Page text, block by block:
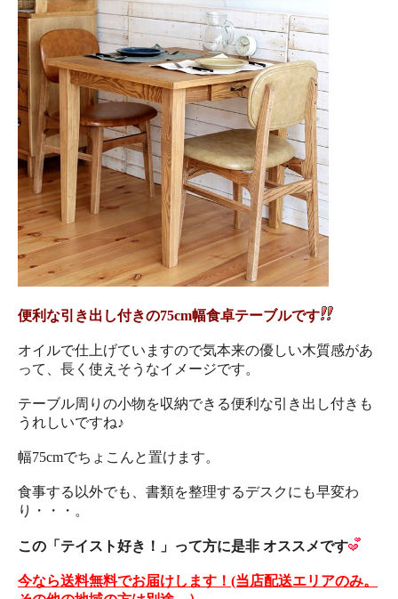
便利な引き出し付きの75cm幅食卓テーブルです
オイルで仕上げていますので気本来の優しい木質感があ
って、長く使えそうなイメージです。
テーブル周りの小物を収納できる便利な引き出し付きも
うれしいですね♪
幅75cmでちょこんと置けます。
食事する以外でも、書類を整理するデスクにも早変わ
り・・・。
この「テイスト好き！」って方に是非 オススメです
今なら送料無料でお届けします！(当店配送エリアのみ。